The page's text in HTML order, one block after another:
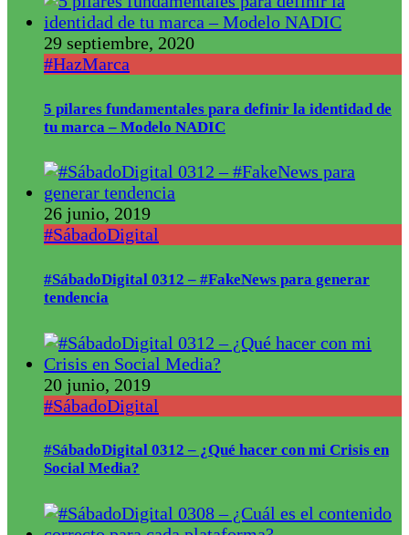
29 septiembre, 2020
#HazMarca
5 pilares fundamentales para definir la identidad de
tu marca – Modelo NADIC
26 junio, 2019
#SábadoDigital
#SábadoDigital 0312 – #FakeNews para generar
tendencia
20 junio, 2019
#SábadoDigital
#SábadoDigital 0312 – ¿Qué hacer con mi Crisis en
Social Media?